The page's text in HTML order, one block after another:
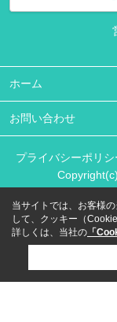
ホーム
お問い合わせ
プライバシーポリシ
当サイトでは、お客様
して、クッキー（
詳しくは、当社の 「